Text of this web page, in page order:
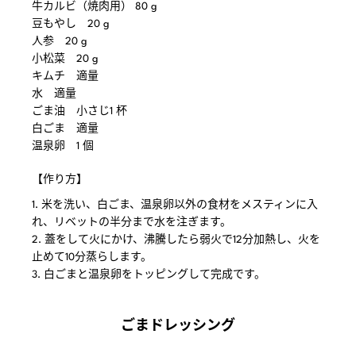
牛カルビ（焼肉用） 80 g
豆もやし 20 g
人参 20 g
小松菜 20 g
キムチ 適量
水 適量
ごま油 小さじ1 杯
白ごま 適量
温泉卵 1 個
【作り方】
1. 米を洗い、白ごま、温泉卵以外の食材をメスティンに入
れ、リベットの半分まで水を注ぎます。
2. 蓋をして火にかけ、沸騰したら弱火で12分加熱し、火を
止めて10分蒸らします。
3. 白ごまと温泉卵をトッピングして完成です。
ごまドレッシング